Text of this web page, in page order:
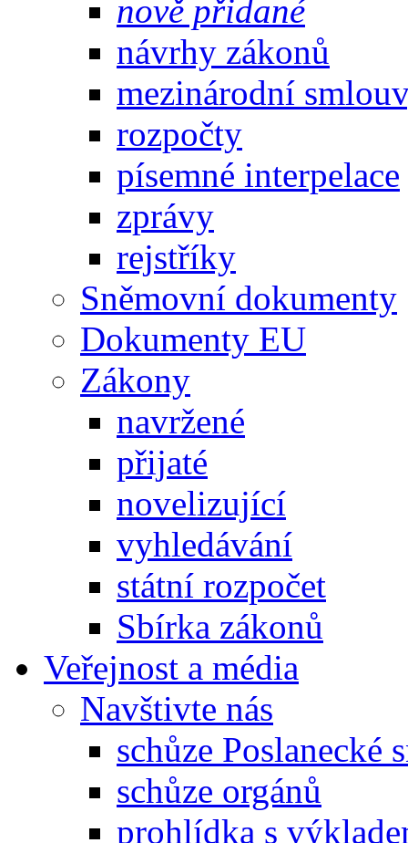
nově přidané
návrhy zákonů
mezinárodní
rozpočty
písemné interpelace
zprávy
rejstříky
Sněmovní dokumenty
Dokumenty EU
Zákony
navržené
přijaté
novelizující
vyhledávání
státní rozpočet
Sbírka zákonů
Veřejnost a média
Navštivte nás
schůze Poslanecké
schůze orgánů
prohlídka s